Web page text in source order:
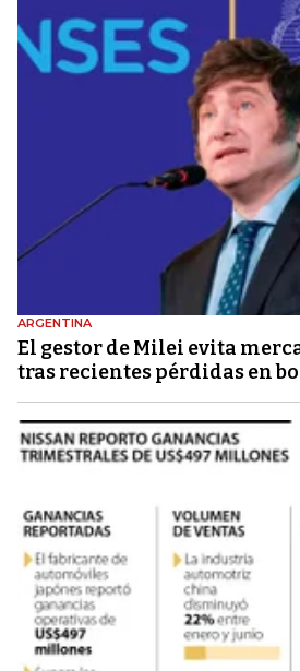
ARGENTINA
El gestor de Milei evita
tras recientes pérdidas en